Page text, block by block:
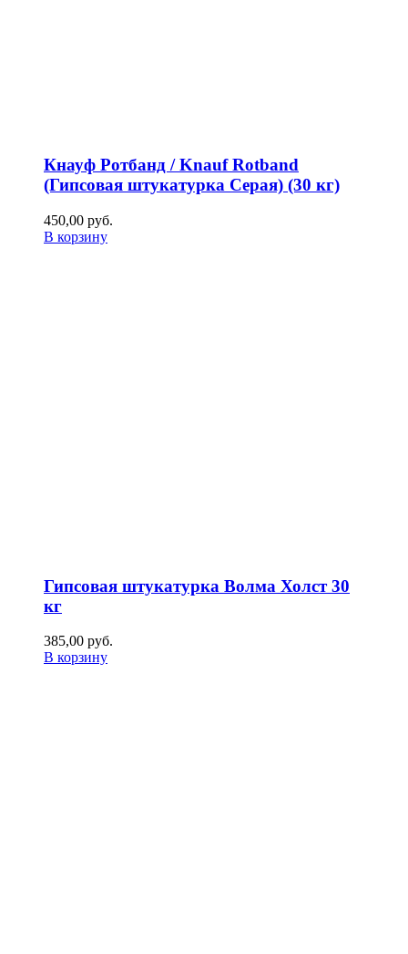
Кнауф Ротбанд / Knauf Rotband
(Гипсовая штукатурка Серая) (30 кг)
450,00 руб.
В корзину
Гипсовая штукатурка Волма Холст 30
кг
385,00 руб.
В корзину